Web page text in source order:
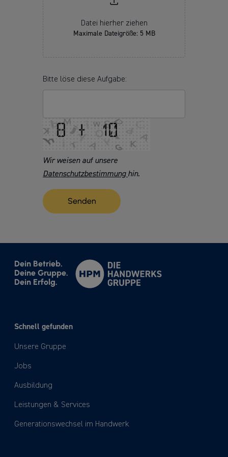
Datei hierher ziehen
Maximale Dateigröße: 5 MB
Bitte löse diese Aufgabe:
Wir weisen auf unsere
Datenschutzbestimmung hin.
Dein Betrieb.
Deine Gruppe.
Dein Erfolg.
Schnell gefunden
Unsere Gruppe
Jobs
Ausbildung
Leistungen & Services
Generationswechsel im Handwerk